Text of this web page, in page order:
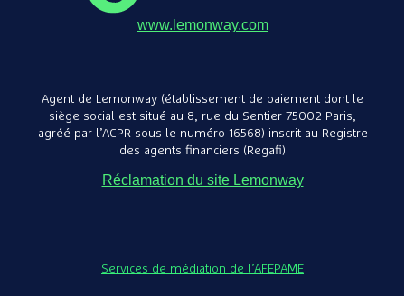
www.lemonway.com
Agent de Lemonway (établissement de paiement dont le
siège social est situé au 8, rue du Sentier 75002 Paris,
agréé par l’ACPR sous le numéro 16568) inscrit au Registre
des agents financiers (Regafi)
Réclamation du site Lemonway
Services de médiation de l’AFEPAME